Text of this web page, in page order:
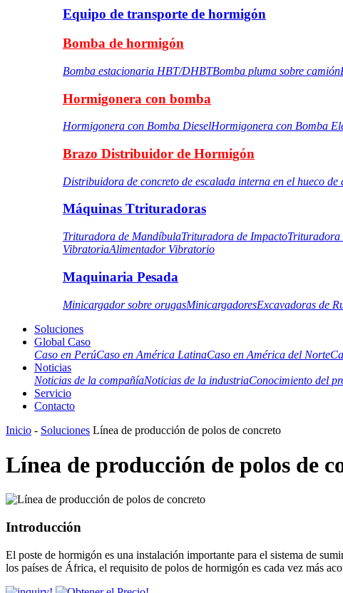
Equipo de transporte de hormigón
Bomba de hormigón
Bomba estacionaria HBT/DHBTBomba pluma sobre camión
Hormigonera con bomba
Hormigonera con Bomba DieselHormigonera con Bomba
Brazo Distribuidor de Hormigón
Distribuidora de concreto de escalada interna en el hueco de
Máquinas Ttrituradoras
Trituradora de MandíbulaTrituradora de ImpactoTrituradora
VibratoriaAlimentador Vibratorio
Maquinaria Pesada
Minicargador sobre orugasMinicargadoresExcavadoras de
Soluciones
Global Caso
Caso en PerúCaso en América LatinaCaso en América del Norte
Noticias
Noticias de la compañíaNoticias de la industriaConocimiento del
Servicio
Contacto
Inicio - Soluciones Línea de producción de polos de concreto
Línea de producción de polos de
Introducción
El poste de hormigón es una instalación importante para el sistema de
los países de África, el requisito de polos de hormigón es cada vez más